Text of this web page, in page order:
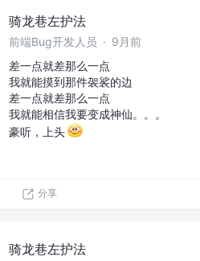
骑龙巷左护法
前端Bug开发人员 · 9月前
差一点就差那么一点
我就能摸到那件袈裟的边
差一点就差那么一点
我就能相信我要变成神仙。。。
豪听，上头
分享
骑龙巷左护法